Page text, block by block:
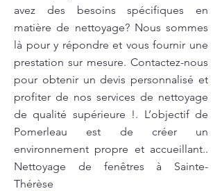
avez des besoins spécifiques en
matière de nettoyage? Nous sommes
là pour y répondre et vous fournir une
prestation sur mesure. Contactez-nous
pour obtenir un devis personnalisé et
profiter de nos services de nettoyage
de qualité supérieure !. L’objectif de
Pomerleau est de créer un
environnement propre et accueillant..
Nettoyage de fenêtres à Sainte-
Thérèse